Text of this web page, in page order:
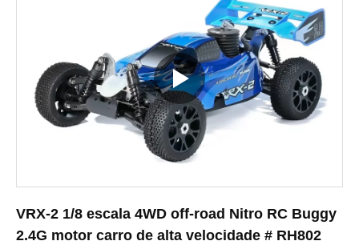
VRX-2 1/8 escala 4WD off-road Nitro RC Buggy
2.4G motor carro de alta velocidade # RH802